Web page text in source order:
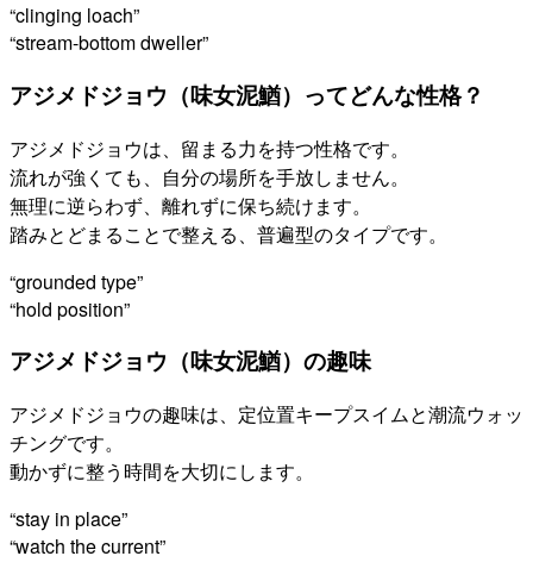
“clinging loach”
“stream-bottom dweller”
アジメドジョウ（味女泥鰌）ってどんな性格？
アジメドジョウは、留まる力を持つ性格です。
流れが強くても、自分の場所を手放しません。
無理に逆らわず、離れずに保ち続けます。
踏みとどまることで整える、普遍型のタイプです。
“grounded type”
“hold position”
アジメドジョウ（味女泥鰌）の趣味
アジメドジョウの趣味は、定位置キープスイムと潮流ウォッ
チングです。
動かずに整う時間を大切にします。
“stay in place”
“watch the current”